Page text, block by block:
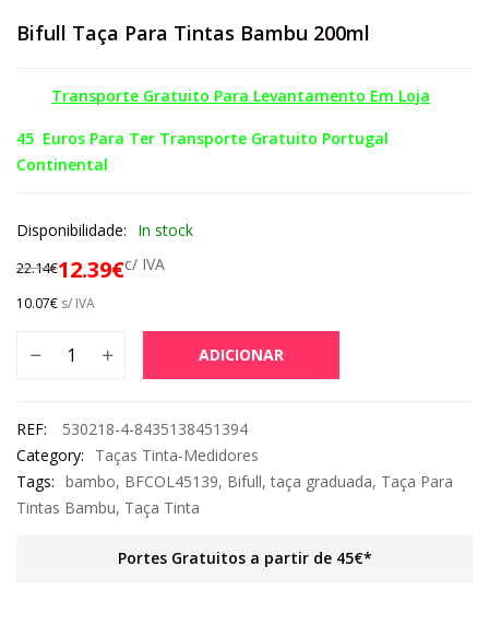
Bifull Taça Para Tintas Bambu 200ml
Transporte Gratuito Para Levantamento Em Loja
45 Euros Para Ter Transporte Gratuito Portugal
Continental
Disponibilidade: In stock
22.14€12.39€c/ IVA
10.07€ s/ IVA
ADICIONAR
REF:
530218-4-8435138451394
Category:
Taças Tinta-Medidores
Tags: bambo, BFCOL45139, Bifull,taça graduada, Taça Para
Tintas Bambu, Taça Tinta
Portes Gratuitos a partir de 45€*